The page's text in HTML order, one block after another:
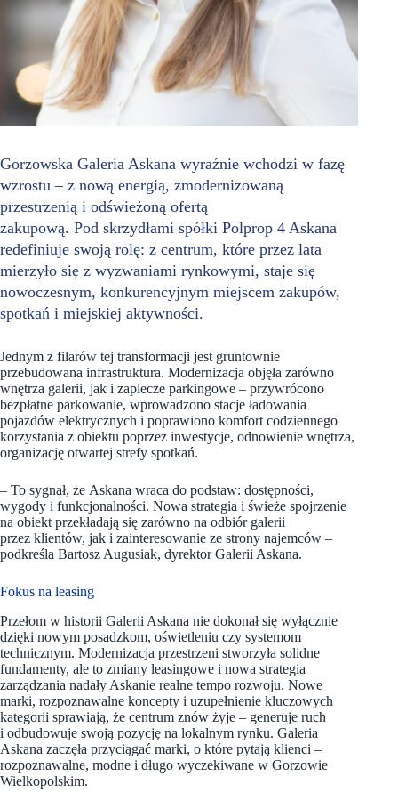
Gorzowska Galeria Askana wyraźnie wchodzi w fazę
wzrostu – z nową energią, zmodernizowaną
przestrzenią i odświeżoną ofertą
zakupową. Pod skrzydłami spółki Polprop 4 Askana
redefiniuje swoją rolę: z centrum, które przez lata
mierzyło się z wyzwaniami rynkowymi, staje się
nowoczesnym, konkurencyjnym miejscem zakupów,
spotkań i miejskiej aktywności.
Jednym z filarów tej transformacji jest gruntownie
przebudowana infrastruktura. Modernizacja objęła zarówno
wnętrza galerii, jak i zaplecze parkingowe – przywrócono
bezpłatne parkowanie, wprowadzono stacje ładowania
pojazdów elektrycznych i poprawiono komfort codziennego
korzystania z obiektu poprzez inwestycje, odnowienie wnętrza,
organizację otwartej strefy spotkań.
– To sygnał, że Askana wraca do podstaw: dostępności,
wygody i funkcjonalności. Nowa strategia i świeże spojrzenie
na obiekt przekładają się zarówno na odbiór galerii
przez klientów, jak i zainteresowanie ze strony najemców –
podkreśla Bartosz Augusiak, dyrektor Galerii Askana.
Fokus na leasing
Przełom w historii Galerii Askana nie dokonał się wyłącznie
dzięki nowym posadzkom, oświetleniu czy systemom
technicznym. Modernizacja przestrzeni stworzyła solidne
fundamenty, ale to zmiany leasingowe i nowa strategia
zarządzania nadały Askanie realne tempo rozwoju. Nowe
marki, rozpoznawalne koncepty i uzupełnienie kluczowych
kategorii sprawiają, że centrum znów żyje – generuje ruch
i odbudowuje swoją pozycję na lokalnym rynku. Galeria
Askana zaczęła przyciągać marki, o które pytają klienci –
rozpoznawalne, modne i długo wyczekiwane w Gorzowie
Wielkopolskim.